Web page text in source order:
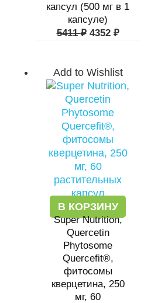
капсул (500 мг в 1
капсуле)
5411₽ 4352 ₽
Add to Wishlist
В КОРЗИНУ
Super Nutrition,
Quercetin
Phytosome
Quercefit®,
фитосомы
кверцетина, 250
мг, 60